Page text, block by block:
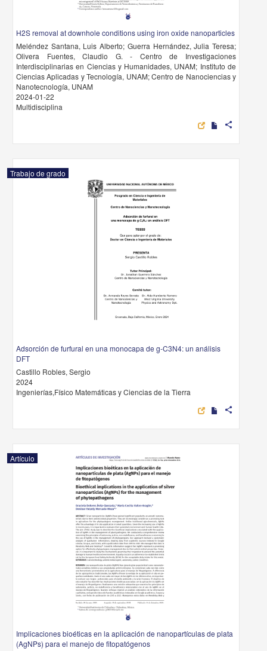
H2S removal at downhole conditions using iron oxide nanoparticles
Meléndez Santana, Luis Alberto; Guerra Hernández, Julia Teresa;
Olivera Fuentes, Claudio G. - Centro de Investigaciones
Interdisciplinarias en Ciencias y Humanidades, UNAM; Instituto de
Ciencias Aplicadas y Tecnología, UNAM; Centro de Nanociencias y
Nanotecnología, UNAM
2024-01-22
Multidisciplina
share
Trabajo de grado
Adsorción de furfural en una monocapa de g-C3N4: un análisis
DFT
Castillo Robles, Sergio
2024
Ingenierías,Físico Matemáticas y Ciencias de la Tierra
share
Artículo
Implicaciones bioéticas en la aplicación de nanopartículas de plata
(AgNPs) para el manejo de fitopatógenos